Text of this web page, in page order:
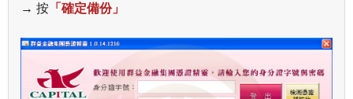
→ 按 「確定備份」